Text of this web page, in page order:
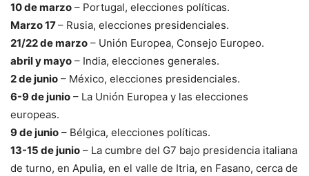
10 de marzo – Portugal, elecciones políticas.
Marzo 17– Rusia, elecciones presidenciales.
21/22 de marzo – Unión Europea, Consejo Europeo.
abril y mayo – India, elecciones generales.
2 de junio – México, elecciones presidenciales.
6-9 de junio – La Unión Europea y las elecciones
europeas.
9 de junio – Bélgica, elecciones políticas.
13-15 de junio – La cumbre del G7 bajo presidencia italiana
de turno, en Apulia, en el valle de Itria, en Fasano, cerca de